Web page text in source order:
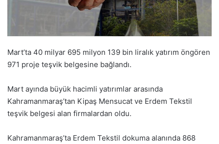
Mart’ta 40 milyar 695 milyon 139 bin liralık yatırım öngören
971 proje teşvik belgesine bağlandı.
Mart ayında büyük hacimli yatırımlar arasında
Kahramanmaraş’tan Kipaş Mensucat ve Erdem Tekstil
teşvik belgesi alan firmalardan oldu.
Kahramanmaraş’ta Erdem Tekstil dokuma alanında 868